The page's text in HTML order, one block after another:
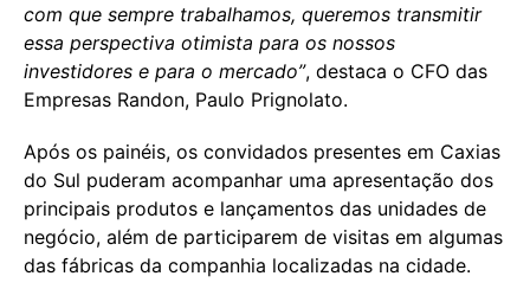
com que sempre trabalhamos, queremos transmitir
essa perspectiva otimista para os nossos
investidores e para o mercado”, destaca o CFO das
Empresas Randon, Paulo Prignolato.
Após os painéis, os convidados presentes em Caxias
do Sul puderam acompanhar uma apresentação dos
principais produtos e lançamentos das unidades de
negócio, além de participarem de visitas em algumas
das fábricas da companhia localizadas na cidade.